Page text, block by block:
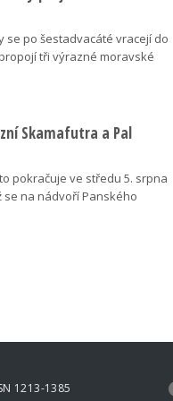
se po šestadvacáté vracejí do
tři výrazné moravské
Skamafutra a Pal
pokračuje ve středu 5. srpna
se na nádvoří Panského
1213-1385